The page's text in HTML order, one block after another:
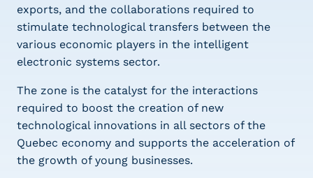
exports, and the collaborations required to
stimulate technological transfers between the
various economic players in the intelligent
electronic systems sector.
The zone is the catalyst for the interactions
required to boost the creation of new
technological innovations in all sectors of the
Quebec economy and supports the acceleration of
the growth of young businesses.